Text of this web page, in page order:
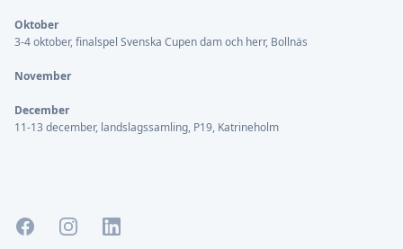
Oktober
3-4 oktober, finalspel Svenska Cupen dam och herr, Bollnäs
November
December
11-13 december, landslagssamling, P19, Katrineholm
FacebookInstagramLinkedIn